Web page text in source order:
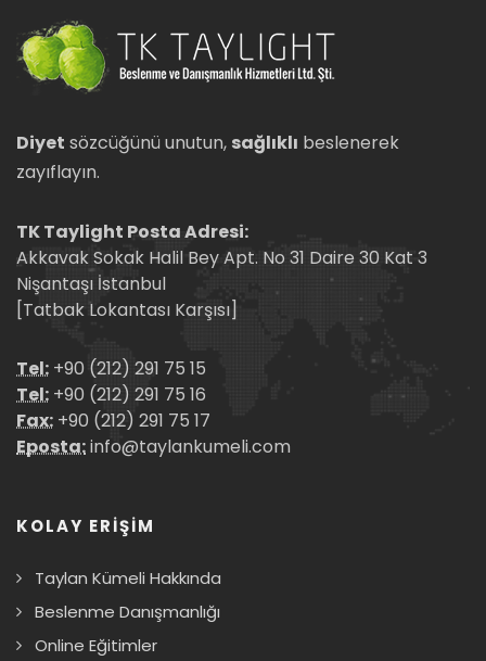
Diyet sözcüğünü unutun, sağlıklı beslenerek
zayıflayın.
TK Taylight Posta Adresi:
Akkavak Sokak Halil Bey Apt. No 31 Daire 30 Kat 3
Nişantaşı İstanbul
[Tatbak Lokantası Karşısı]
Tel: +90 (212) 291 75 15
Tel: +90 (212) 291 75 16
Fax: +90 (212) 291 75 17
Eposta:info@taylankumeli.com
KOLAY ERİŞİM
Taylan Kümeli Hakkında
Beslenme Danışmanlığı
Online Eğitimler